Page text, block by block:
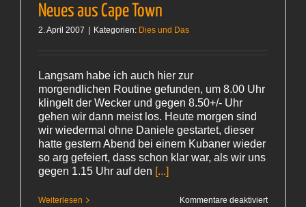
Neues aus Cape Town
2. April 2007 Kategorien: Dies und Das
Langsam habe ich auch hier zur
morgendlichen Routine gefunden, um 8.00 Uhr
klingelt der Wecker und gegen 8.50+/- Uhr
gehen wir dann meist los. Heute morgen sind
wir wiedermal ohne Daniele gestartet, dieser
hatte gestern Abend bei einem Kubaner wieder
so arg gefeiert, dass schon klar war, als wir uns
gegen 1.15 Uhr auf den [...]
Weiterlesen Kommentare deaktiviertfür